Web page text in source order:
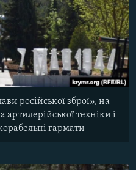
російської зброї», на
артилерійської техніки і
гармати